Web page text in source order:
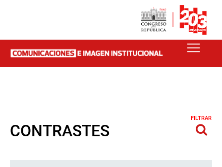
CONTRASTES
FILTRAR